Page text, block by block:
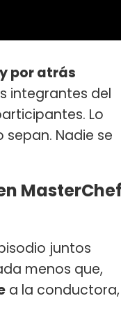
por atrás
integrantes del
Lo
Nadie se
juntos
menos que,
a la conductora,